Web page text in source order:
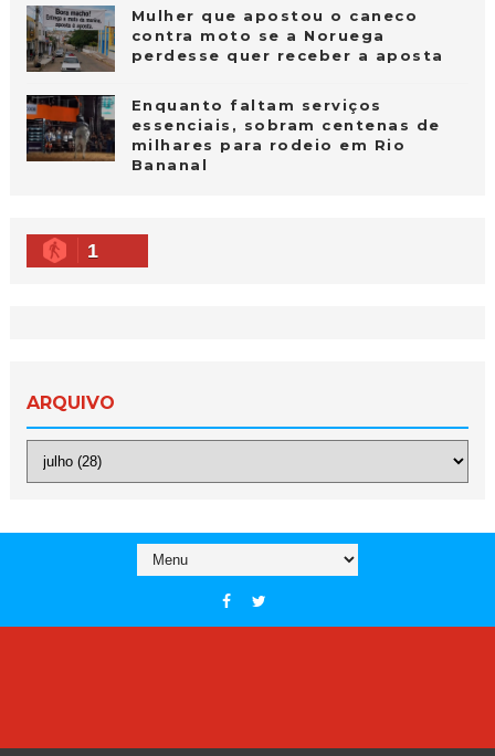
Mulher que apostou o caneco
contra moto se a Noruega
perdesse quer receber a aposta
Enquanto faltam serviços
essenciais, sobram centenas de
milhares para rodeio em Rio
Bananal
1
ARQUIVO